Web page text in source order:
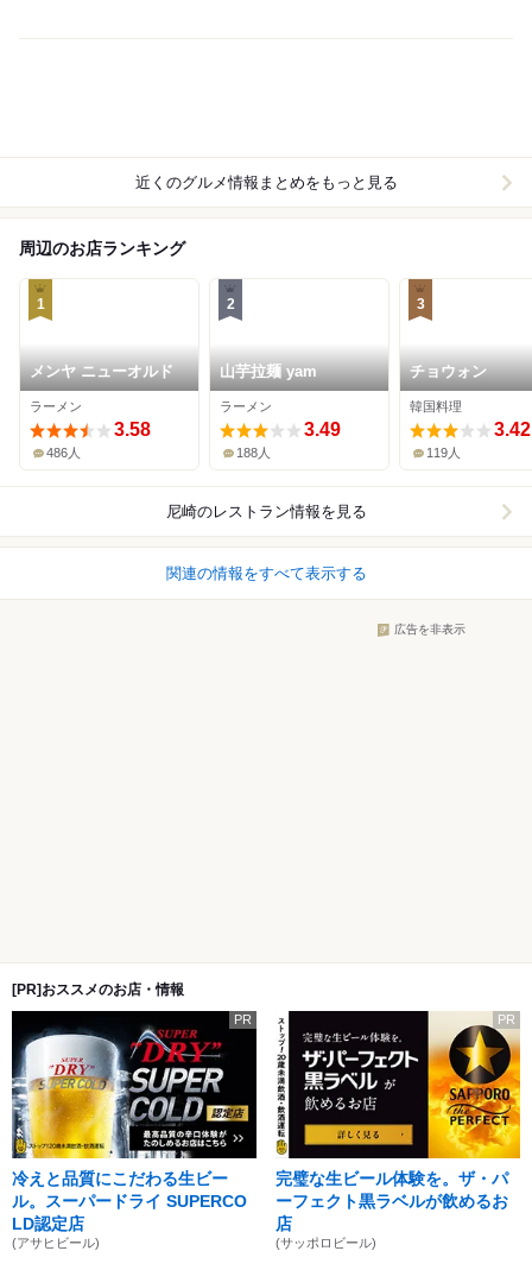
近くのグルメ情報まとめをもっと見る
周辺のお店ランキング
1
メンヤ ニューオルド
ラーメン
3.58
486人
2
山芋拉麺 yam
ラーメン
3.49
188人
3
チョウォン
韓国料理
3.42
119人
尼崎のレストラン情報を見る
関連の情報をすべて表示する
広告を非表示
[PR]おススメのお店・情報
PR
冷えと品質にこだわる生ビー
ル。スーパードライ SUPERCO
LD認定店
(アサヒビール)
PR
完璧な生ビール体験を。ザ・パ
ーフェクト黒ラベルが飲めるお
店
(サッポロビール)